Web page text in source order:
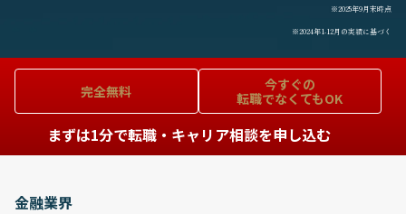
※2025年9月末時点
※2024年1-12月の実績に基づく
完全無料
今すぐの
転職でなくてもOK
まずは1分で転職・キャリア相談を申し込む
金融業界